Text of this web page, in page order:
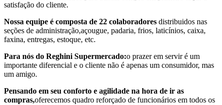
satisfação do cliente.
Nossa equipe é composta de 22 colaboradores distribuidos nas
seções de administração,açougue, padaria, frios, laticínios, caixa,
faxina, entregas, estoque, etc.
Para nós do Reghini Supermercado:o prazer em servir é um
importante diferencial e o cliente não é apenas um consumidor, mas
um amigo.
Pensando em seu conforto e agilidade na hora de ir as
compras,oferecemos quadro reforçado de funcionários em todos os